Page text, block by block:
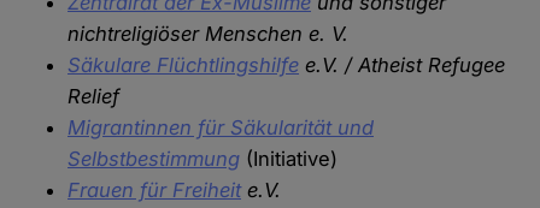
nichtreligiöser Menschen e. V.
Säkulare Flüchtlingshilfe e.V. / Atheist Refugee
Relief
Migrantinnen für Säkularität und
Selbstbestimmung (Initiative)
Frauen für Freiheite.V.